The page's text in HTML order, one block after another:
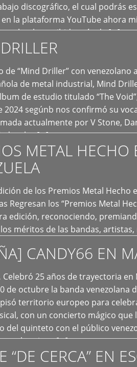
discográfico, el cual podrás
la plataforma YouTube ahora
ya ha recibido más de […]
de “Mind Driller” con venezolano
de metal industrial, Mind
de estudio titulado “The
2024 segúnb nos confirmó su
actualmente por V Stone,
a las […]
METAL HECHO
de los Premios Metal Hecho
Regresan los “Premios Metal
edición, reconociendo,
méritos de las bandas, artistas,
tendencias del metal y […]
CANDY66 EN
Celebró 25 años de trayectoria en
de octubre la banda venezolana
territorio europeo para
con un concierto mágico que
del quinteto con el público
que los sigue […]
“DE CERCA” EN